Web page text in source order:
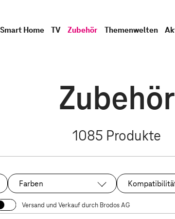
Smart Home TV Zubehör Themenwelten
Zubehör
1085 Produkte
Farben
Versand und Verkauf durch Brodos AG